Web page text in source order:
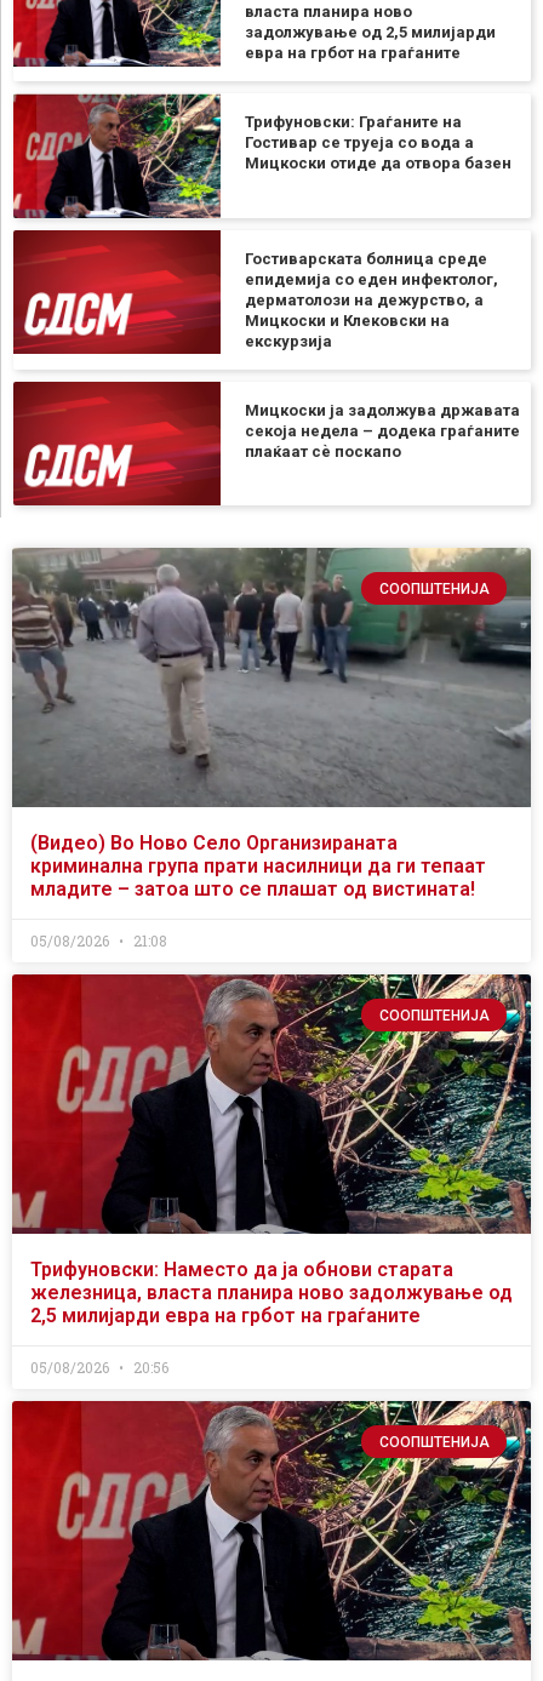
власта планира ново
задолжување од 2,5 милијарди
евра на грбот на граѓаните
Трифуновски: Граѓаните на
Гостивар се труеја со вода а
Мицкоски отиде да отвора базен
Гостиварската болница среде
епидемија со еден инфектолог,
дерматолози на дежурство, а
Мицкоски и Клековски на
екскурзија
Мицкоски ја задолжува државата
секоја недела – додека граѓаните
плаќаат сѐ поскапо
СООПШТЕНИЈА
(Видео) Во Ново Село Организираната
криминална група прати насилници да ги тепаат
младите – затоа што се плашат од вистината!
05/08/2026 21:08
СООПШТЕНИЈА
Трифуновски: Наместо да ја обнови старата
железница, власта планира ново задолжување од
2,5 милијарди евра на грбот на граѓаните
05/08/2026 20:56
СООПШТЕНИЈА